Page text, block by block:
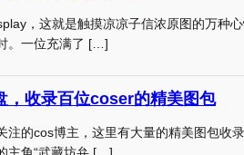
，这就是触摸凉凉子信浓原图的万种
。一位充满了 […]
，收录百位coser的精美图包
注的cos博主，这里有大量的精美图包收
主角“武藏坊弁 […]